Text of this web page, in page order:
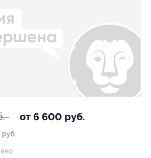
от 6 600 руб.